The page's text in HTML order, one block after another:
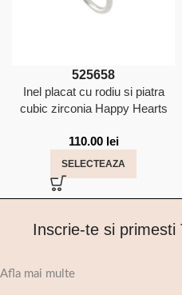
525658
Inel placat cu rodiu si piatra
cubic zirconia Happy Hearts
110.00 lei
SELECTEAZA
Inscrie-te si primesti
Afla mai multe